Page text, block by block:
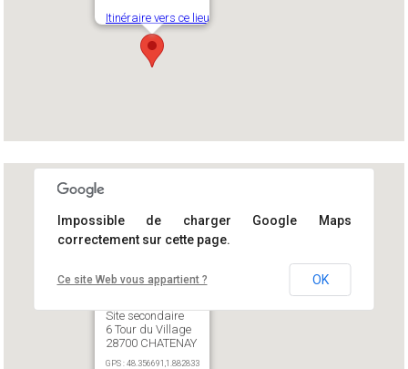
Itinéraire vers ce lieu
Site secondaire
6 Tour du Village
28700 CHATENAY
GPS : 48.356691,1.882833
Impossible de charger Google Maps
correctement sur cette page.
Ce site Web vous appartient ? OK